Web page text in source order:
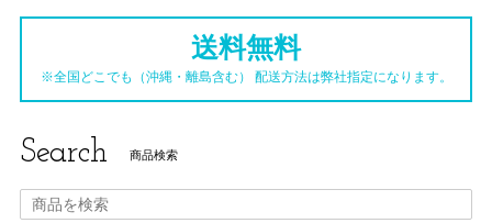
送料無料
※全国どこでも（沖縄・離島含む） 配送方法は弊社指定になります。
Search 商品検索